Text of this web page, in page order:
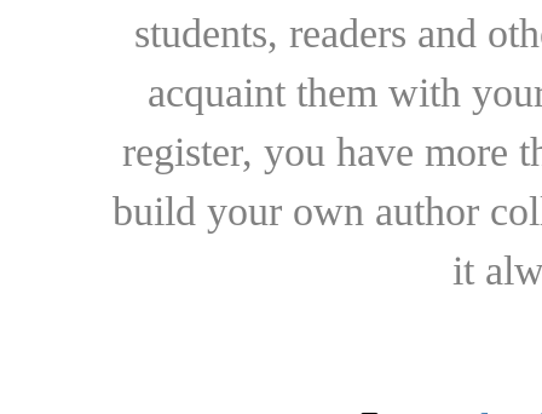
students, readers and
acquaint them with
register, you have more
build your own author
it